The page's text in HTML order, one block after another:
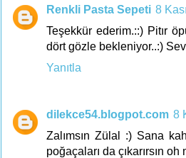
Renkli Pasta Sepeti 8
Teşekkür ederim.::) Pitır
dört gözle bekleniyor..:)
Yanıtla
dilekce54.blogpot.com 8
Zalımsın Zülal :) Sana
poğaçaları da çıkarırsın oh